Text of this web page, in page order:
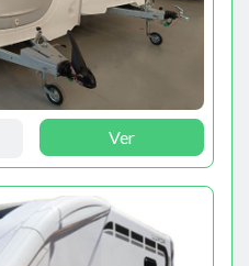
Ver